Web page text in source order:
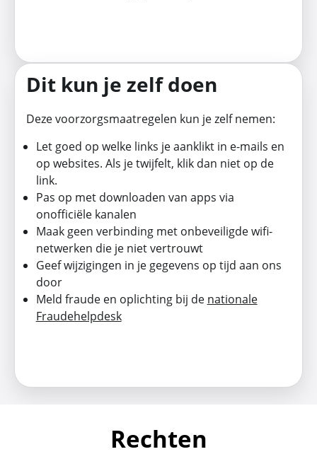
Dit kun je zelf doen
Deze voorzorgsmaatregelen kun je zelf nemen:
Let goed op welke links je aanklikt in e-mails en
op websites. Als je twijfelt, klik dan niet op de
link.
Pas op met downloaden van apps via
onofficiële kanalen
Maak geen verbinding met onbeveiligde wifi-
netwerken die je niet vertrouwt
Geef wijzigingen in je gegevens op tijd aan ons
door
Meld fraude en oplichting bij de nationale
Fraudehelpdesk
Rechten